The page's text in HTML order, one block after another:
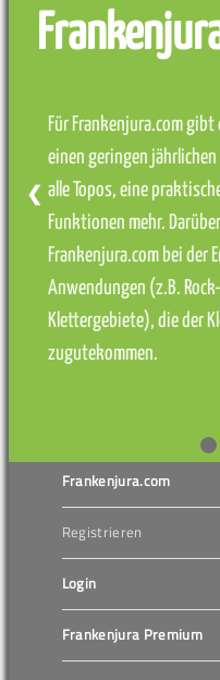
Für Frankenjura.com
einen geringen
alle Topos, eine
Funktionen mehr.
Frankenjura.com bei der
Anwendungen (z.B.
Klettergebiete), die der
zugutekommen.
❮
Frankenjura.com
Registrieren
Login
Frankenjura Premium